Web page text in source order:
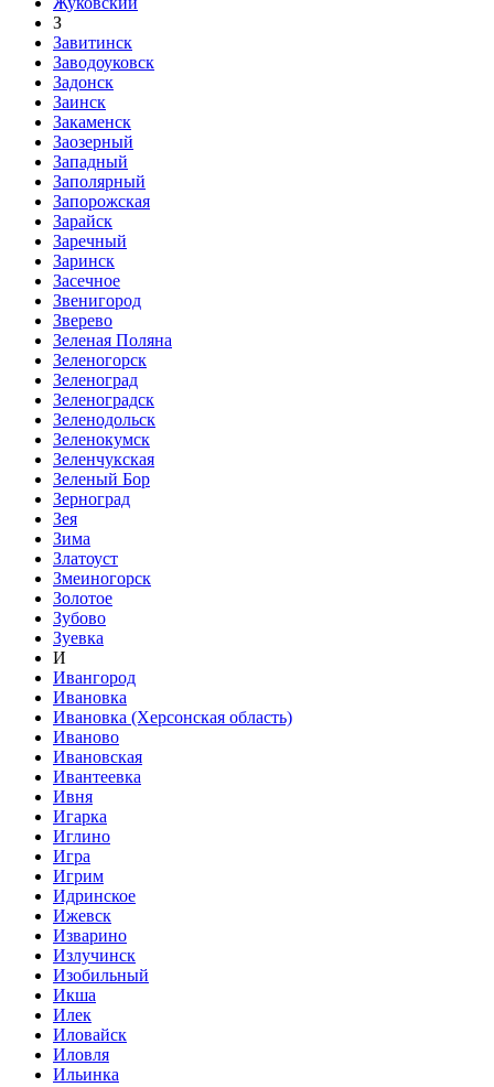
З
Завитинск
Заводоуковск
Задонск
Заинск
Закаменск
Заозерный
Западный
Заполярный
Запорожская
Зарайск
Заречный
Заринск
Засечное
Звенигород
Зверево
Зеленая Поляна
Зеленогорск
Зеленоград
Зеленоградск
Зеленодольск
Зеленокумск
Зеленчукская
Зеленый Бор
Зерноград
Зея
Зима
Златоуст
Змеиногорск
Золотое
Зубово
Зуевка
И
Ивангород
Ивановка
Ивановка (Херсонская область)
Иваново
Ивановская
Ивантеевка
Ивня
Игарка
Иглино
Игра
Игрим
Идринское
Ижевск
Изварино
Излучинск
Изобильный
Икша
Илек
Иловайск
Иловля
Ильинка